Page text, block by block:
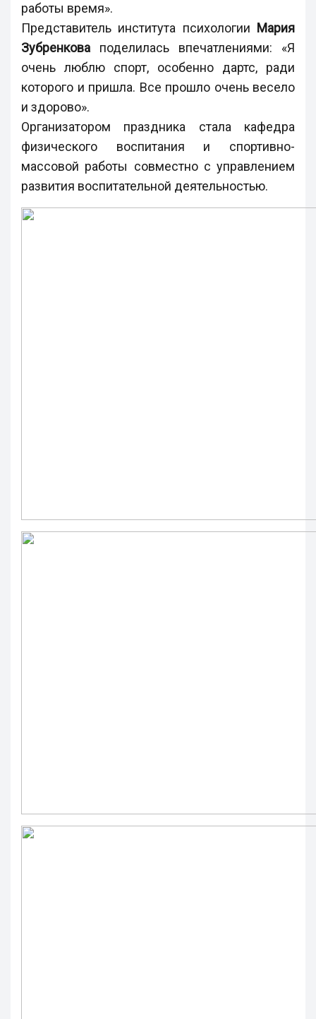
работы время».
Представитель института психологии
Мария
Зубренкова поделилась впечатлениями: «Я
очень люблю спорт, особенно дартс, ради
которого и пришла. Все прошло очень весело
и здорово».
Организатором праздника стала кафедра
физического воспитания и спортивно-
массовой работы совместно с управлением
развития воспитательной деятельностью.